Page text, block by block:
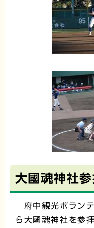
大國魂神社
府中観光ボラン
ら大國魂神社を参